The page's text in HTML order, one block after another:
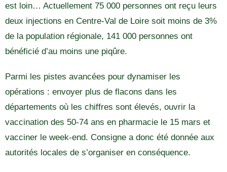
est loin… Actuellement 75 000 personnes ont reçu leurs
deux injections en Centre-Val de Loire soit moins de 3%
de la population régionale, 141 000 personnes ont
bénéficié d’au moins une piqûre.
Parmi les pistes avancées pour dynamiser les
opérations : envoyer plus de flacons dans les
départements où les chiffres sont élevés, ouvrir la
vaccination des 50-74 ans en pharmacie le 15 mars et
vacciner le week-end. Consigne a donc été donnée aux
autorités locales de s’organiser en conséquence.